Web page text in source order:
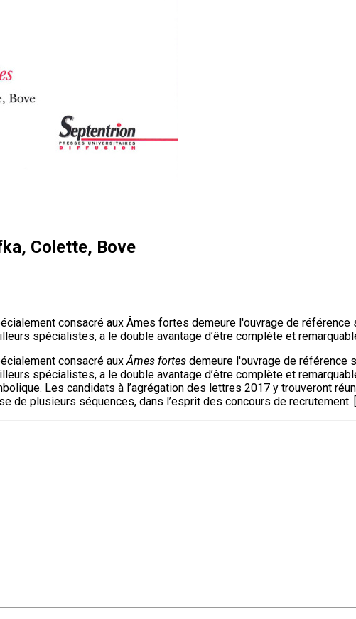
Colette, Bove
consacré aux Âmes fortes demeure l'ouvrage de référence
spécialistes, a le double avantage d’être complète et
consacré aux Âmes fortes demeure l'ouvrage de référence
spécialistes, a le double avantage d’être complète et
Les candidats à l’agrégation des lettres 2017 y trouveront
de plusieurs séquences, dans l’esprit des concours de